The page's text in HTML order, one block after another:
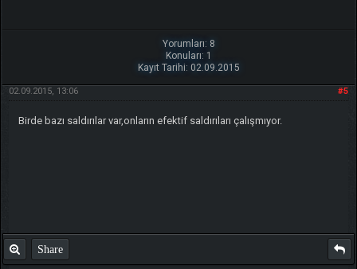
Yorumları: 8
Konuları: 1
Kayıt Tarihi: 02.09.2015
#5
02.09.2015, 13:06
Birde bazı saldırılar var,onların efektif saldırıları çalışmıyor.
Share